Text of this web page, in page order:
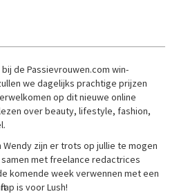
de Passievrouwen.com win-
we dagelijks prachtige prijzen
op dit nieuwe online
over beauty, lifestyle, fashion,
zijn er trots op jullie te mogen
met freelance redactrices
komende week verwennen met een
is voor Lush!